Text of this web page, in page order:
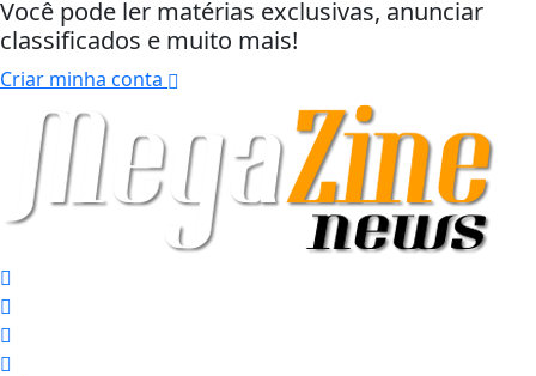
Você pode ler matérias exclusivas, anunciar
classificados e muito mais!
Criar minha conta